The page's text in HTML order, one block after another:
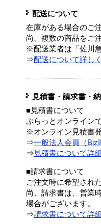
配送について
在庫がある場合のご
尚、複数の商品をご
※配送業者は「佐川
⇒配送について詳し
見積書・請求書・
■見積書について
ぷらっとオンライン
※オンライン見積書
⇒一般法人会員（
⇒ 見積書について詳
■請求書について
ご注文時に希望され
尚、請求書は、営業
場合がございます。
⇒請求書について詳